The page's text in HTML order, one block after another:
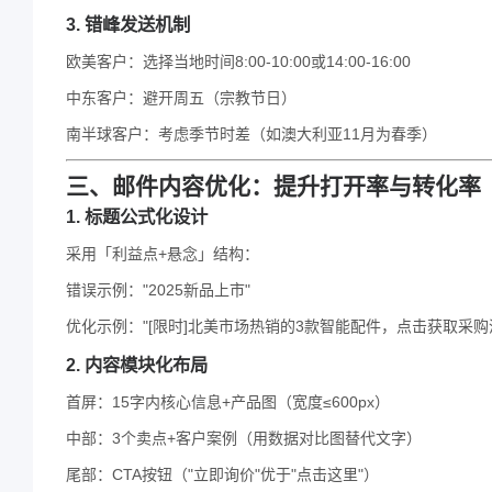
3. 错峰发送机制
欧美客户：选择当地时间8:00-10:00或14:00-16:00
中东客户：避开周五（宗教节日）
南半球客户：考虑季节时差（如澳大利亚11月为春季）
三、邮件内容优化：提升打开率与转化率
1. 标题公式化设计
采用「利益点+悬念」结构：
错误示例："2025新品上市"
优化示例："[限时]北美市场热销的3款智能配件，点击获取采
2. 内容模块化布局
首屏：15字内核心信息+产品图（宽度≤600px）
中部：3个卖点+客户案例（用数据对比图替代文字）
尾部：CTA按钮（"立即询价"优于"点击这里"）